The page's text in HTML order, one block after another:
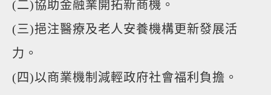
(二)協助金融業開拓新商機。
(三)挹注醫療及老人安養機構更新發展活
力。
(四)以商業機制減輕政府社會福利負擔。